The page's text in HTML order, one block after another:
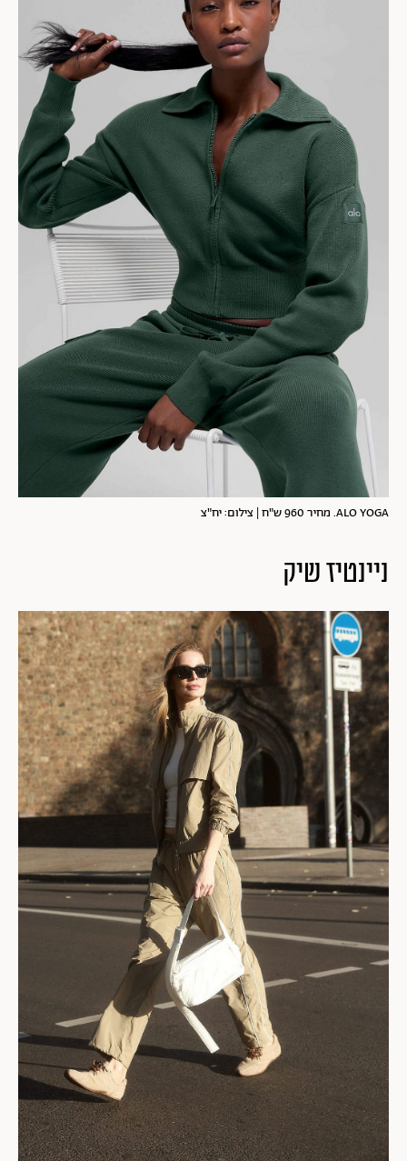
ALO YOGA. מחיר 960 ש"ח | צילום: יח"צ
ניינטיז שיק